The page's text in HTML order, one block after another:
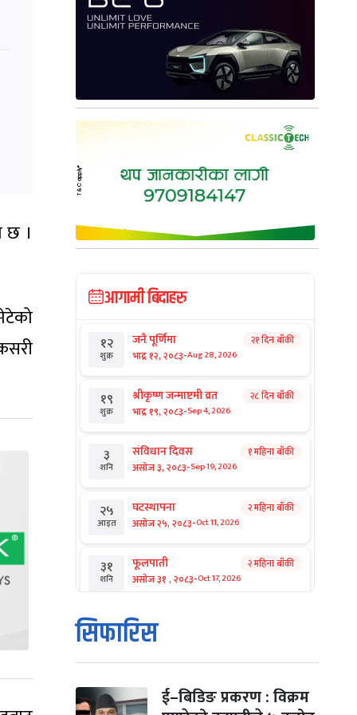
छ ।
आगामी बिदाहरु
१२
शुक्र
जनै पूर्णिमा
भाद्र १२, २०८३-Aug 28, 2026
२१ दिन बाँकी
१९
शुक्र
श्रीकृष्ण जन्माष्टमी व्रत
भाद्र १९, २०८३-Sep 4, 2026
२८ दिन बाँकी
३
शनि
संविधान दिवस
असोज ३, २०८३-Sep 19, 2026
१ महिना बाँकी
२५
आइत
घटस्थापना
असोज २५, २०८३-Oct 11, 2026
२ महिना बाँकी
३१
शनि
फूलपाती
असोज ३१ , २०८३-Oct 17, 2026
२ महिना बाँकी
१
आइत
कार्तिक सङ्क्रान्ति
कार्तिक १, २०८३
मंगल कार्तिक ३, २०८३-Oct 20, 2026
सिफारिस
ई–बिडिङ प्रकरण : विक्रम